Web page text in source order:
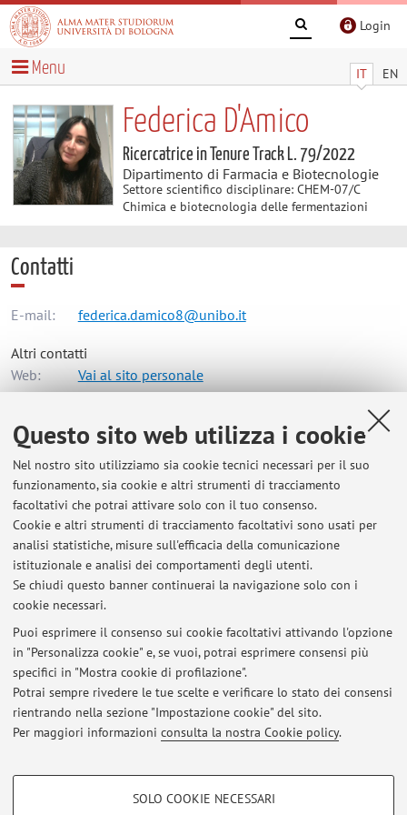
Questo sito web utilizza i cookie
Nel nostro sito utilizziamo sia cookie tecnici necessari per il suo
funzionamento, sia cookie e altri strumenti di tracciamento
facoltativi che potrai attivare solo con il tuo consenso.
Cookie e altri strumenti di tracciamento facoltativi sono usati per
analisi statistiche, misure sull'efficacia della comunicazione
istituzionale e analisi dei comportamenti degli utenti.
Se chiudi questo banner continuerai la navigazione solo con i
cookie necessari.
Puoi esprimere il consenso sui cookie facoltativi attivando l'opzione
in "Personalizza cookie" e, se vuoi, potrai esprimere consensi più
specifici in "Mostra cookie di profilazione".
Potrai sempre rivedere le tue scelte e verificare lo stato dei consensi
rientrando nella sezione "Impostazione cookie" del sito.
Per maggiori informazioni consulta la nostra Cookie policy.
COOKIE DI PROFILAZIONE - FACOLTATIVI
SOLO COOKIE NECESSARI
Login
IT EN
Menu
Federica D'Amico
Ricercatrice in Tenure Track L. 79/2022
Dipartimento di Farmacia e Biotecnologie
Settore scientifico disciplinare: CHEM-07/C
Chimica e biotecnologia delle fermentazioni
Contatti
E-mail: federica.damico8@unibo.it
Altri contatti
Web:
Vai al sito personale
Dipartimento di Farmacia e Biotecnologie
Via Gobetti 87, Bologna -Vai alla mappa
Risorse in rete
ORCID
Ultimi avvisi
Al momento non sono presenti avvisi.